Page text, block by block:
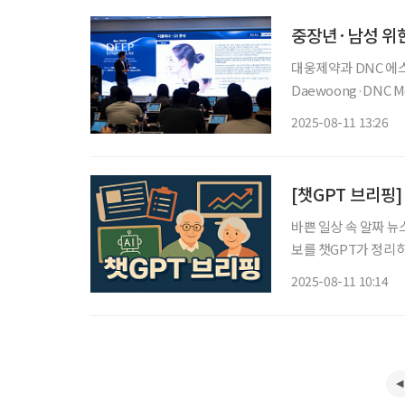
중장년·남성 위
대웅제약과 DNC 에
Daewoong·DNC
2025-08-11 13:26
[챗GPT 브리핑
바쁜 일상 속 알짜
보를 챗GPT가 정리하고 편집
2025-08-11 10:14